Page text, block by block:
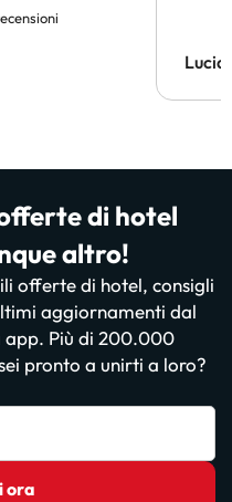
Lucia
di hotel
altro!
offerte di hotel, consigli
aggiornamenti dal
app. Più di 200.000
pronto a unirti a loro?
ora